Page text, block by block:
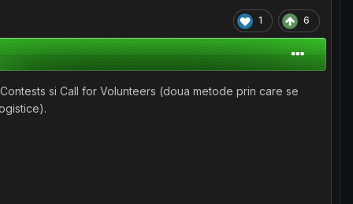
1 6
si Call for Volunteers (doua metode prin care se